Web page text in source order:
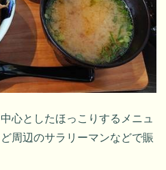
心としたほっこりするメニュ
周辺のサラリーマンなどで賑